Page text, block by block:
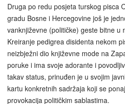
Druga po redu posjeta turskog pisca
gradu Bosne i Hercegovine još je
vanknjiževne (političke) geste bitne u
Kreiranje pedigrea disidenta nekom
neizbježni dio književne mode na
poruke i ima svoje adorante i
takav status, prinuđen je u svojim
kartu konkretnih sadržaja koji se
provokacija političkim sablastima.